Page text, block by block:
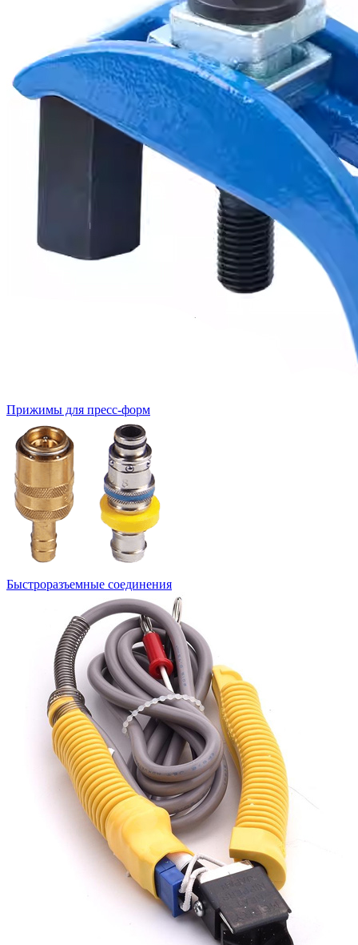
Прижимы для пресс-форм
Быстроразъемные соединения